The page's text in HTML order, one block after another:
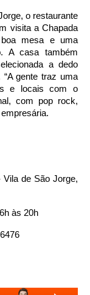
o restaurante
visita a Chapada
mesa e uma
A casa também
a dedo
gente traz uma
e locais com o
com pop rock,
de São Jorge,
às 20h